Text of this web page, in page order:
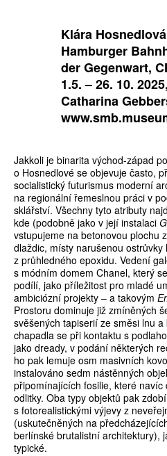
Klára
Hamburger
der Gegenwart,
1.5. – 26. 10.
Catharina
Jakkoli je binarita východ-západ
o Hosnedlové se objevuje často,
socialistický futurismus moderní
na regionální řemeslnou práci v
sklářství. Všechny tyto atributy
kde (podobně jako v její instalaci
vstupujeme na betonovou plochu
dlaždic, místy narušenou ostrůvky
z průhledného epoxidu. Vedení
s módním domem Chanel, který
podílí, jako příležitost pro mladé
ambiciózní projekty – a takovým
Prostoru dominuje již zmíněných
svěšených tapiserií ze směsi lnu
chapadla se při kontaktu s
jako dready, v podání některých
ho pak lemuje osm masivních
instalováno sedm nástěnných
připomínajících fosilie, které
odlitky. Oba typy objektů pak
s fotorealistickými výjevy z
(uskutečněných na
berlínské brutalistní architektury),
typické.